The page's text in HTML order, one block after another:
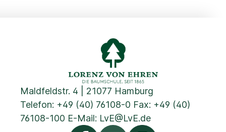
Maldfeldstr. 4 | 21077 Hamburg
Telefon: +49 (40) 76108-0 Fax: +49 (40)
76108-100 E-Mail: LvE@LvE.de